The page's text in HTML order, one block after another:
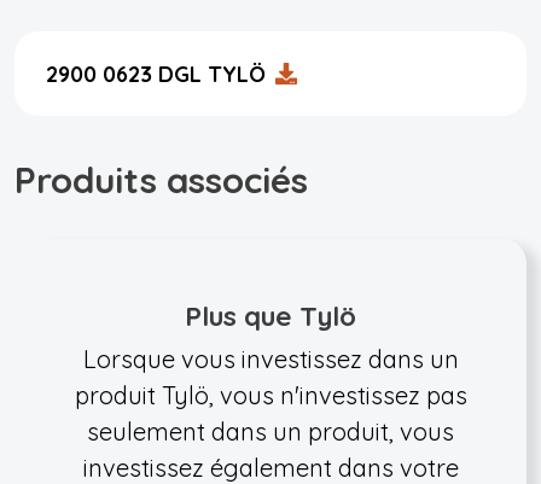
2900 0623 DGL TYLÖ
Produits associés
Plus que Tylö
Lorsque vous investissez dans un
produit Tylö, vous n'investissez pas
seulement dans un produit, vous
investissez également dans votre